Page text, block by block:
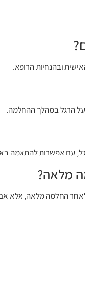
ובהנחיות הרופא.
על הרגל במהלך ההחלמה.
עם אפשרות להתאמה
מלאה?
החלמה מלאה, אלא אם